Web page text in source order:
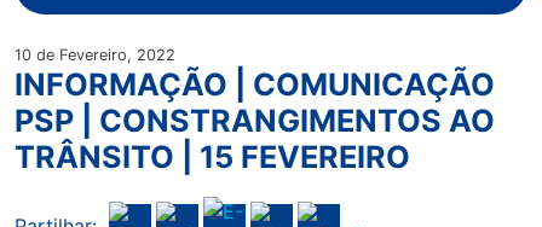
10 de Fevereiro, 2022
INFORMAÇÃO | COMUNICAÇÃO
PSP | CONSTRANGIMENTOS AO
TRÂNSITO | 15 FEVEREIRO